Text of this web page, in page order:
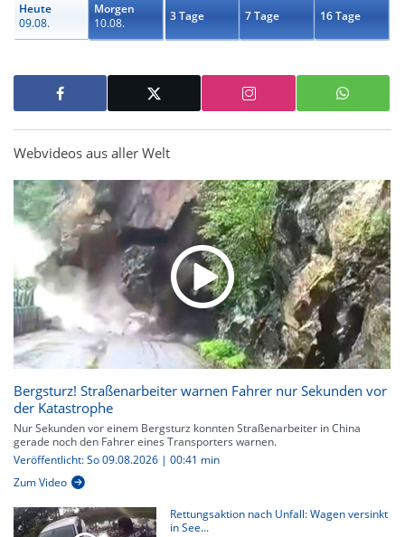
Heute
09.08.
Morgen
10.08.
3 Tage 7 Tage 16 Tage
Webvideos aus aller Welt
Bergsturz! Straßenarbeiter warnen Fahrer nur Sekunden vor
der Katastrophe
Nur Sekunden vor einem Bergsturz konnten Straßenarbeiter in China
gerade noch den Fahrer eines Transporters warnen.
Veröffentlicht: So 09.08.2026 | 00:41 min
Zum Video
Rettungsaktion nach Unfall: Wagen versinkt
in See...